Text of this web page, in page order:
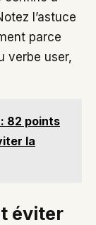
l’astuce
parce
verbe user,
82 points
la
éviter